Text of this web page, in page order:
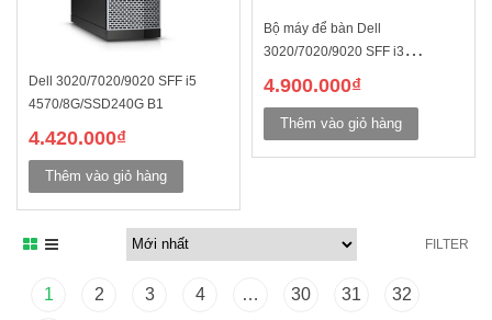
Dell 3020/7020/9020 SFF i5
4570/8G/SSD240G B1
4.420.000₫
Thêm vào giỏ hàng
Bộ máy để bàn Dell
3020/7020/9020 SFF i3
4.900.000₫
Thêm vào giỏ hàng
FILTER
1 2 3 4 … 30 31 32